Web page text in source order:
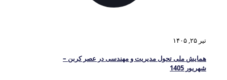
تیر ۲۵, ۱۴۰۵
همایش ملی تحول مدیریت و مهندسی در عصر کربن –
شهریور 1405